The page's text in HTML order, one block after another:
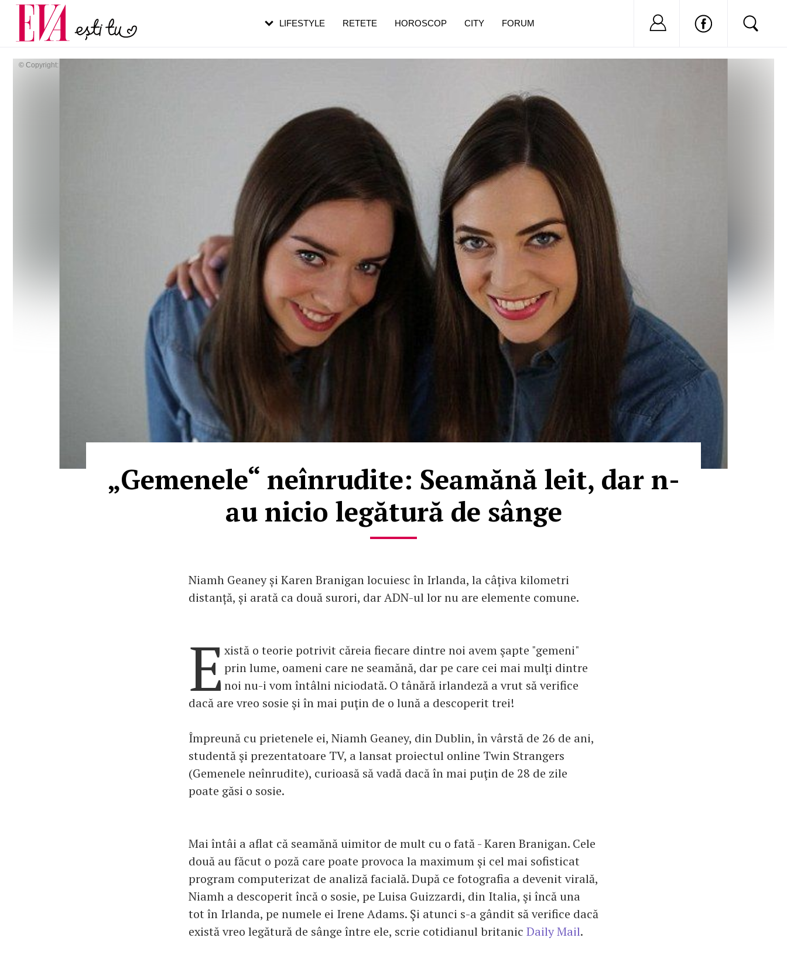
© Copyright: HEPTA
„Gemenele“ neînrudite: Seamănă leit, dar n-
au nicio legătură de sânge
Niamh Geaney și Karen Branigan locuiesc în Irlanda, la câțiva kilometri
distanță, și arată ca două surori, dar ADN-ul lor nu are elemente comune.
E xistă o teorie potrivit căreia fiecare dintre noi avem şapte "gemeni"
prin lume, oameni care ne seamănă, dar pe care cei mai mulţi dintre
noi nu-i vom întâlni niciodată. O tânără irlandeză a vrut să verifice
dacă are vreo sosie şi în mai puţin de o lună a descoperit trei!
Împreună cu prietenele ei, Niamh Geaney, din Dublin, în vârstă de 26 de ani,
studentă şi prezentatoare TV, a lansat proiectul online Twin Strangers
(Gemenele neînrudite), curioasă să vadă dacă în mai puţin de 28 de zile
poate găsi o sosie.
Mai întâi a aflat că seamănă uimitor de mult cu o fată - Karen Branigan. Cele
două au făcut o poză care poate provoca la maximum şi cel mai sofisticat
program computerizat de analiză facială. După ce fotografia a devenit virală,
Niamh a descoperit încă o sosie, pe Luisa Guizzardi, din Italia, şi încă una
tot în Irlanda, pe numele ei Irene Adams. Şi atunci s-a gândit să verifice dacă
există vreo legătură de sânge între ele, scrie cotidianul britanic Daily Mail.
LIFESTYLE RETETE HOROSCOP CITY FORUM Nu ai cont?
Carieră
Actualitate
pe măsură ce înaintezi în vârstă
de dureroasă este investigația